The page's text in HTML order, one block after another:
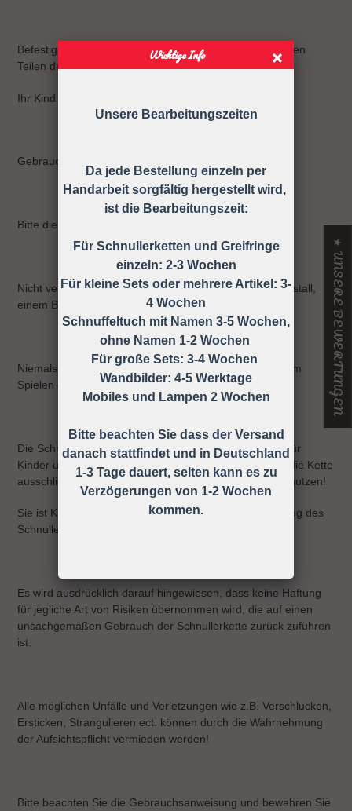
Befestigen Sie sie niemals an Gurten, Bändern oder losen
Teilen der Kleidung.
Ihr Kind kann sich strangulieren.
Gebrauchsanweisung
Bitte die Schnullerkette nur an der Kleidung befestigen!
Nicht verwenden, wenn der Säugling sich in einem Laufstall,
einem Bett oder einer Wiege befindet
Niemals die Schnullerkette dem Kind ohne Schnuller zum
Spielen geben.
Die Schnullerkette darf nicht unbefestigt als Spielzeug für
Kinder unter 36 Monaten verwendet werden, daher ist die Kette
ausschließlich unter Aufsicht eines Erwachsenen zu benutzen!
Sie ist KEIN Spielzeug, sondern dient nur zur Befestigung des
Schnullers an der Kleidung.
Es wird ausdrücklich darauf hingewiesen, dass keine Haftung
für jegliche Art von Risiken übernommen wird, die auf einen
unsachgemäßen Gebrauch der Schnullerkette zurück zuführen
ist.
Alle möglichen Unfälle und Verletzungen wie z.B. Verschlucken,
Ersticken, Strangulieren ect. können durch die Wahrnehmung
der Aufsichtspflicht vermieden werden!
Bitte beachten Sie die Gebrauchsanweisung und bewahren Sie
★ UNSERE BEWERTUNGEN
Wichtige Info
Unsere Bearbeitungszeiten
Da jede Bestellung einzeln per
Handarbeit sorgfältig hergestellt wird,
ist die Bearbeitungszeit:
Für Schnullerketten und Greifringe
einzeln: 2-3 Wochen
Für kleine Sets oder mehrere Artikel: 3-
4 Wochen
Schnuffeltuch mit Namen 3-5 Wochen,
ohne Namen 1-2 Wochen
Für große Sets: 3-4 Wochen
Wandbilder: 4-5 Werktage
Mobiles und Lampen 2 Wochen
Bitte beachten Sie dass der Versand
danach stattfindet und in Deutschland
1-3 Tage dauert, selten kann es zu
Verzögerungen von 1-2 Wochen
kommen.